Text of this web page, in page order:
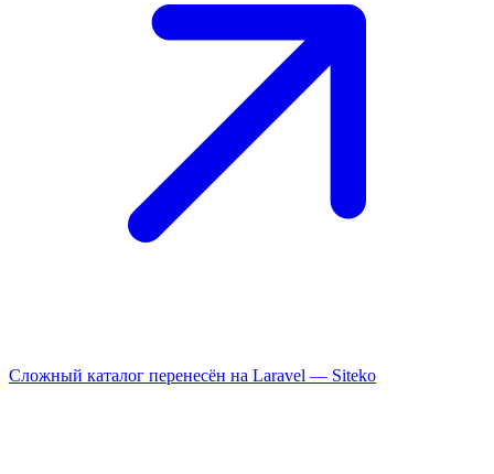
Сложный каталог перенесён на Laravel — Siteko